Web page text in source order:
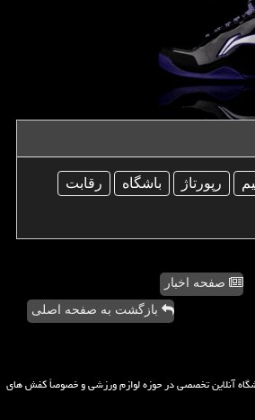
رپورتاژ باشگاه
رقابت
صفحه اخبار
بازگشت به صفحه اصلی
آنلاین تخصصی در حوزه لوازم ورزشی و خصوصاً کفش های